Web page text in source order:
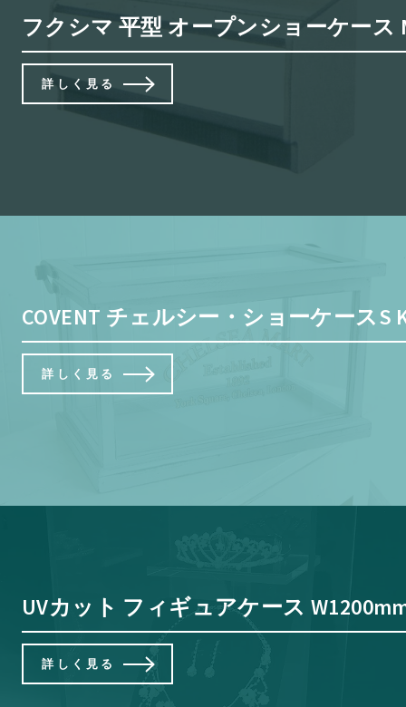
フクシマ 平型 オープンショーケース
詳しく見る
COVENT チェルシー・ショーケースS
詳しく見る
UVカット フィギュアケース
詳しく見る